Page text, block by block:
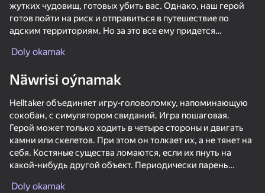
Oýun
Merge War: Digital Circus
54
52
39
жутких чудовищ, готовых убить вас. Однако, наш герой
готов пойти на риск и отправиться в путешествие по
адским территориям. Но за это все ему придется
том, что у нашего героя весьма своеобразное желание –
думайте, что они – страшные и жуткие с виду, это только в
говоря, эти создания чертовски привлекательны. Дабы
отыскать место их дислокации, нужно сосредоточиться и
выполнить все задания в преисподней. Не зря же путь к
ним настолько сложный, к тому же, они явно скучают без
мужского внимания и ласки.
-Завоюйте сердца девушек-демонов.
Doly okamak
Näwrisi oýnamak
Helltaker объединяет игру-головоломку, напоминающую
сокобан, с симулятором свиданий. Игра пошаговая.
Герой может только ходить в четыре стороны и двигать
камни или скелетов. При этом он толкает их, а не тянет на
себя. Костяные существа ломаются, если их пнуть на
какой-нибудь другой объект. Периодически парень
ловушки и секреты. На прохождение этапа дают
Doly okamak